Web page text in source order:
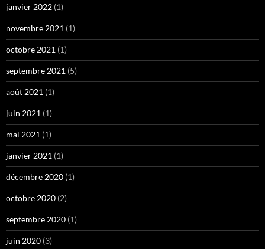
janvier 2022 (1)
novembre 2021 (1)
octobre 2021 (1)
septembre 2021 (5)
août 2021 (1)
juin 2021 (1)
mai 2021 (1)
janvier 2021 (1)
décembre 2020 (1)
octobre 2020 (2)
septembre 2020 (1)
juin 2020 (3)